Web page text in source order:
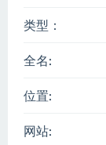
类型：
全名:
位置:
网站: